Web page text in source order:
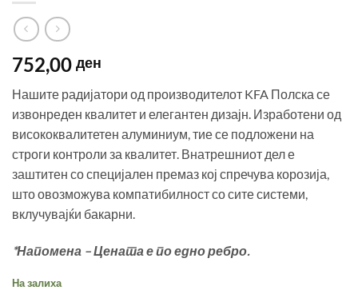
752,00 ден
Нашите радијатори од производителот KFA Полска се
извонреден квалитет и елегантен дизајн. Изработени од
висококвалитетен алуминиум, тие се подложени на
строги контроли за квалитет. Внатрешниот дел е
заштитен со специјален премаз кој спречува корозија,
што овозможува компатибилност со сите системи,
вклучувајќи бакарни.
*Напомена – Цената е по едно ребро.
На залиха